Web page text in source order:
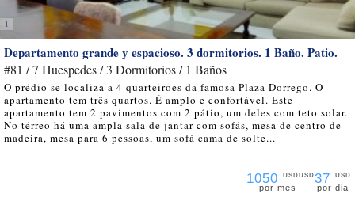
1
Departamento grande y espacioso. 3 dormitorios. 1 Baño. Patio.
#81 / 7 Huespedes / 3 Dormitorios / 1 Baños
O prédio se localiza a 4 quarteirões da famosa Plaza Dorrego. O
apartamento tem três quartos. É amplo e confortável. Este
apartamento tem 2 pavimentos com 2 pátio, um deles com teto solar.
No térreo há uma ampla sala de jantar com sofás, mesa de centro de
madeira, mesa para 6 pessoas, um sofá cama de solte...
37 USD
por dia
USD
1050 USD
por mes